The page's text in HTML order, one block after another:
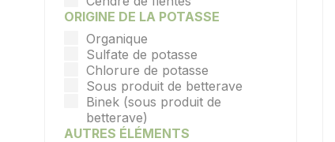
ORIGINE DE LA POTASSE
Organique
Sulfate de potasse
Chlorure de potasse
Sous produit de betterave
Binek (sous produit de
betterave)
AUTRES ÉLÉMENTS